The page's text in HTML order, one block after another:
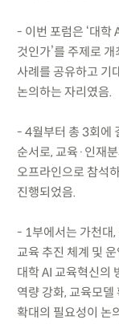
- 이번 포럼은 ‘대학
것인가’를 주제로
사례를 공유하고 기
논의하는 자리였음.
- 4월부터 총 3회에
순서로, 교육·인재
오프라인으로 참석
진행되었음.
- 1부에서는 가천대,
교육 추진 체계 및
대학 AI 교육혁신의
역량 강화, 교육모델
확대의 필요성이 논